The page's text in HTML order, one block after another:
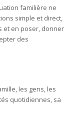
familière ne
simple et direct,
et en poser, donner
des
les gens, les
quotidiennes, sa